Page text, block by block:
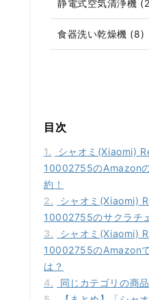
静電式空気清浄機
食器洗い乾燥機 (8)
目次
1.
シャオミ(Xiaomi)
10002755のAmazon
約！
2.
シャオミ(Xiaomi)
10002755のサクラチ
3.
シャオミ(Xiaomi)
10002755のAmazon
は？
4.
同じカテゴリの商